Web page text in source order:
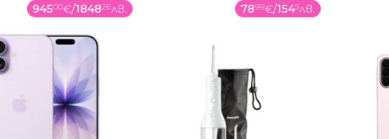
94500€/184826лв. 7899€/1545лв.